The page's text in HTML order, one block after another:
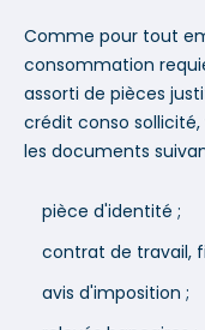
Comme pour tout
consommation
assorti de pièces
crédit conso
les documents
pièce d'identité ;
contrat de travail,
avis d'imposition ;